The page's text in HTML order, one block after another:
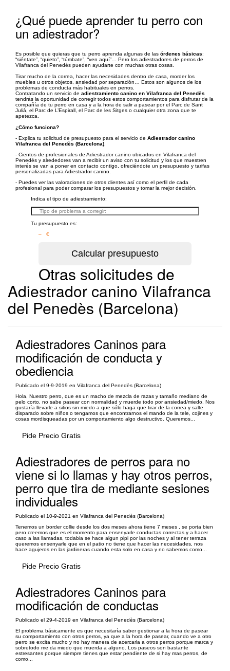
¿Qué puede aprender tu perro con
un adiestrador?
Es posible que quieras que tu perro aprenda algunas de las órdenes básicas:
“siéntate”, “quieto”, “túmbate”, “ven aquí”… Pero los adiestradores de perros de
Vilafranca del Penedès pueden ayudarte con muchas otras cosas.
Tirar mucho de la correa, hacer las necesidades dentro de casa, morder los
muebles u otros objetos, ansiedad por separación… Estos son algunos de los
problemas de conducta más habituales en perros.
Contratando un servicio de adiestramiento canino en Vilafranca del Penedès
tendrás la oportunidad de corregir todos estos comportamientos para disfrutar de la
compañía de tu perro en casa y a la hora de salir a pasear por el Parc de Sant
Julià, el Parc de L’Espirall, el Parc de les Sitges o cualquier otra zona que te
apetezca.
¿Cómo funciona?
- Explica tu solicitud de presupuesto para el servicio de Adiestrador canino
Vilafranca del Penedès (Barcelona)
- Cientos de profesionales de Adiestrador canino ubicados en Vilafranca del
Penedès y alrededores van a recibir un aviso con tu solicitud y los que muestren
interés se van a poner en contacto contigo, ofreciéndote un presupuesto y tarifas
personalizadas para Adiestrador canino.
- Puedes ver las valoraciones de otros clientes así como el perfil de cada
profesional para poder comparar los presupuestos y tomar la mejor decisión.
Indica el tipo de adiestramiento:
Tu presupuesto es:
– €
Otras solicitudes de
Adiestrador canino Vilafranca
del Penedès (Barcelona)
Adiestradores Caninos para
modificación de conducta y
obediencia
Publicado el 9-9-2019 en Vilafranca del Penedès (Barcelona)
Hola, Nuestro perro, que es un macho de mezcla de razas y tamaño mediano de
pelo corto, no sabe pasear con normalidad y muerde todo por ansiedad/miedo. Nos
gustaría llevarle a sitios sin miedo a que sólo haga que tirar de la correa y salte
disparado sobre niños o tengamos que encontrarnos el mando de la tele, cojines y
cosas mordisqueadas por un comportamiento algo destructivo. Queremos...
Pide Precio Gratis
Adiestradores de perros para no
viene si lo llamas y hay otros perros,
perro que tira de mediante sesiones
individuales
Publicado el 10-9-2021 en Vilafranca del Penedès (Barcelona)
Tenemos un border collie desde los dos meses ahora tiene 7 meses , se porta bien
pero creemos que es el momento para ensenyarle conductas correctas y a hacer
caso a las llamadas, todabia se hace algun pipi por las noches y al tener terraza
queremos ensenyarle que en el patio no tiene que hacer las necesidades, nos
hace agujeros en las jardineras cuando esta solo en casa y no sabemos como...
Pide Precio Gratis
Adiestradores Caninos para
modificación de conductas
Publicado el 29-4-2019 en Vilafranca del Penedès (Barcelona)
El problema básicamente es que necesitaría saber gestionar a la hora de pasear
su comportamiento con otros perros, ya que a la hora de pasear, cuando ve a otro
perro se excita mucho y no hay manera de acercarla a otros perros porque marca y
sobretodo me da miedo que muerda a alguno. Los paseos son bastante
estresantes porque siempre tienes que estar pendiente de si hay mas perros, de
como...